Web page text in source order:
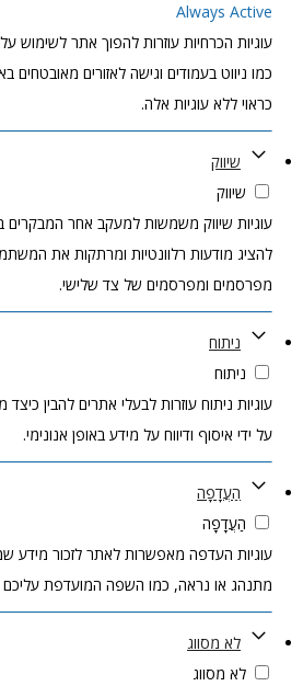
Always Active
עוגיות הכרחיות עוזרות להפוך אתר לשימוש
כמו ניווט בעמודים וגישה לאזורים
כראוי ללא עוגיות אלה.
שיווק
שיווק
עוגיות שיווק משמשות למעקב אחר המבקרים
להציג מודעות רלוונטיות ומרתקות את
מפרסמים ומפרסמים של צד שלישי.
ניתוח
ניתוח
עוגיות ניתוח עוזרות לבעלי אתרים להבין
על ידי איסוף ודיווח על מידע באופן אנונימי.
הַעֲדָפָה
הַעֲדָפָה
עוגיות העדפה מאפשרות לאתר לזכור מידע
מתנהג או נראה, כמו השפה המועדפת עליכם
לא מסווג
לא מסווג